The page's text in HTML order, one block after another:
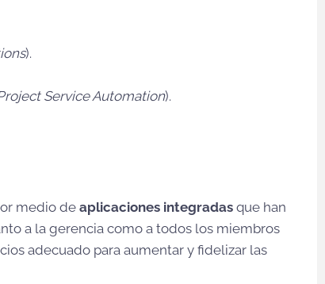
).
Service Automation).
medio deaplicaciones integradas que han
a la gerencia como a todos los miembros
adecuado para aumentar y fidelizar las